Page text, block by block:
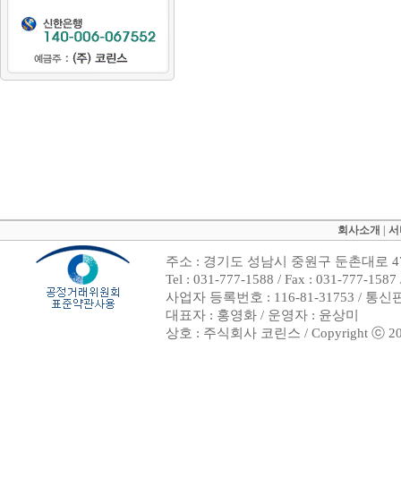
회사소개
주소 : 경기도 성남시 중원구 둔촌대로
Tel : 031-777-1588 / Fax : 031-777-
사업자 등록번호 : 116-81-31753 / 통신
대표자 : 홍영화 / 운영자 : 윤상미
상호 : 주식회사 코린스 / Copyright ⓒ